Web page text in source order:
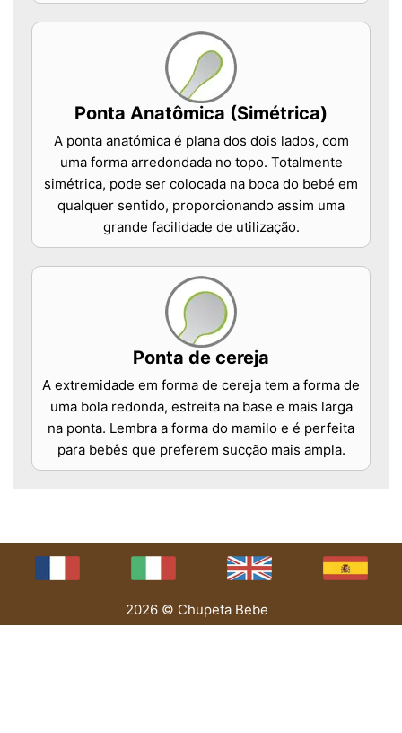
Ponta Anatômica (Simétrica)
A ponta anatómica é plana dos dois lados, com
uma forma arredondada no topo. Totalmente
simétrica, pode ser colocada na boca do bebé em
qualquer sentido, proporcionando assim uma
grande facilidade de utilização.
Ponta de cereja
A extremidade em forma de cereja tem a forma de
uma bola redonda, estreita na base e mais larga
na ponta. Lembra a forma do mamilo e é perfeita
para bebês que preferem sucção mais ampla.
2026 © Chupeta Bebe